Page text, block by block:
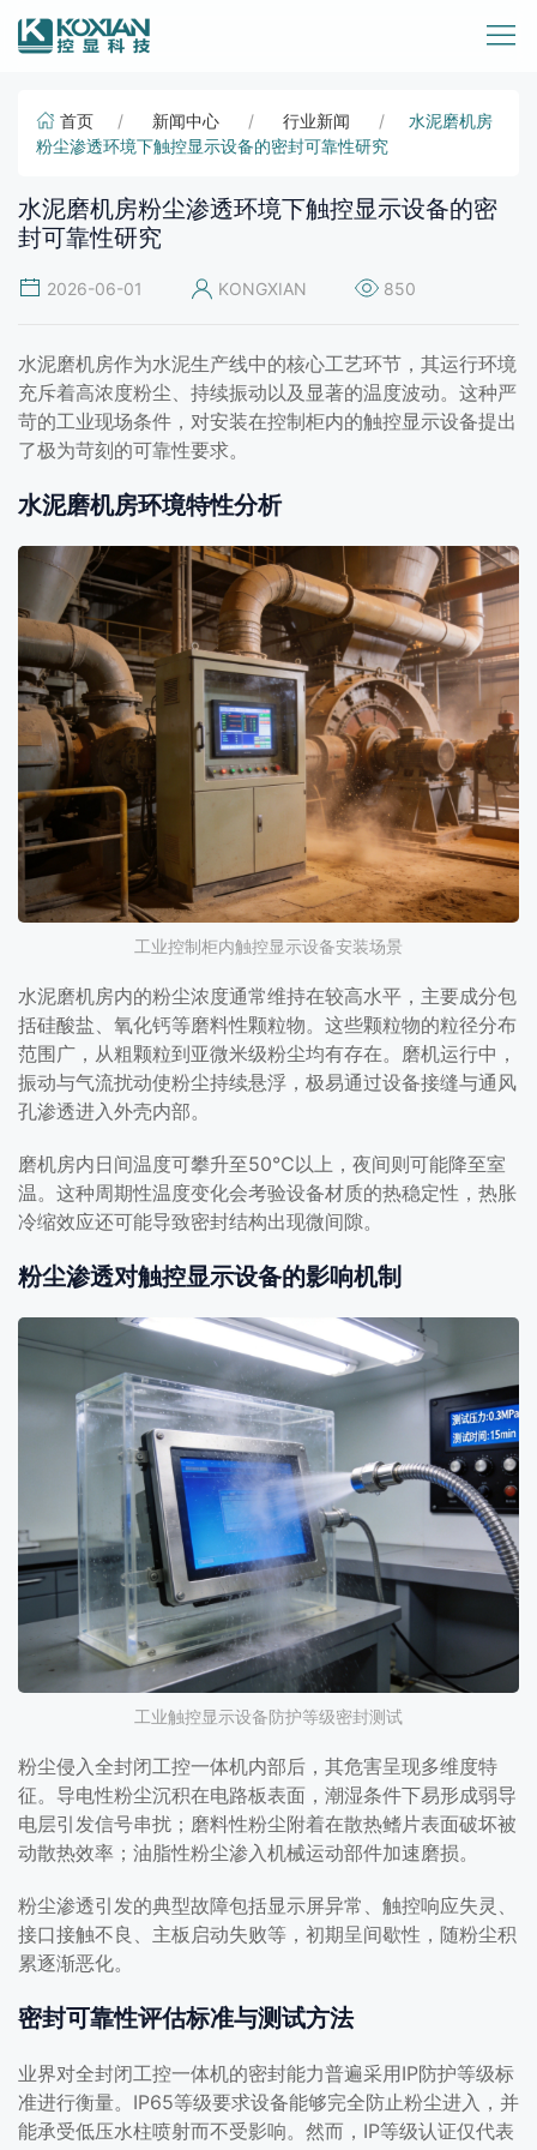
首页 新闻中心 行业新闻
水泥磨机房
粉尘渗透环境下触控显示设备的密封可靠性研究
水泥磨机房粉尘渗透环境下触控显示设备的密
封可靠性研究
2026-06-01 KONGXIAN 850
水泥磨机房作为水泥生产线中的核心工艺环节，其运行环境
充斥着高浓度粉尘、持续振动以及显著的温度波动。这种严
苛的工业现场条件，对安装在控制柜内的触控显示设备提出
了极为苛刻的可靠性要求。
水泥磨机房环境特性分析
工业控制柜内触控显示设备安装场景
水泥磨机房内的粉尘浓度通常维持在较高水平，主要成分包
括硅酸盐、氧化钙等磨料性颗粒物。这些颗粒物的粒径分布
范围广，从粗颗粒到亚微米级粉尘均有存在。磨机运行中，
振动与气流扰动使粉尘持续悬浮，极易通过设备接缝与通风
孔渗透进入外壳内部。
磨机房内日间温度可攀升至50℃以上，夜间则可能降至室
温。这种周期性温度变化会考验设备材质的热稳定性，热胀
冷缩效应还可能导致密封结构出现微间隙。
粉尘渗透对触控显示设备的影响机制
工业触控显示设备防护等级密封测试
粉尘侵入全封闭工控一体机内部后，其危害呈现多维度特
征。导电性粉尘沉积在电路板表面，潮湿条件下易形成弱导
电层引发信号串扰；磨料性粉尘附着在散热鳍片表面破坏被
动散热效率；油脂性粉尘渗入机械运动部件加速磨损。
粉尘渗透引发的典型故障包括显示屏异常、触控响应失灵、
接口接触不良、主板启动失败等，初期呈间歇性，随粉尘积
累逐渐恶化。
密封可靠性评估标准与测试方法
业界对全封闭工控一体机的密封能力普遍采用IP防护等级标
准进行衡量。IP65等级要求设备能够完全防止粉尘进入，并
能承受低压水柱喷射而不受影响。然而，IP等级认证仅代表